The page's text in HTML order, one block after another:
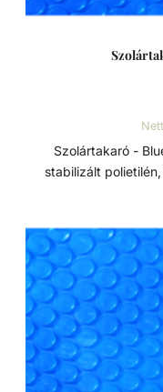
Szolártakaró - Blue Kiváló minőségű ovál alakú
stabilizált
stabilizált polietilén
3-4°C-al is
mellett beltéri
mértékben csökken,
üzemideje is
Anyagvastagság
mikron, ovál
vegyszerezés